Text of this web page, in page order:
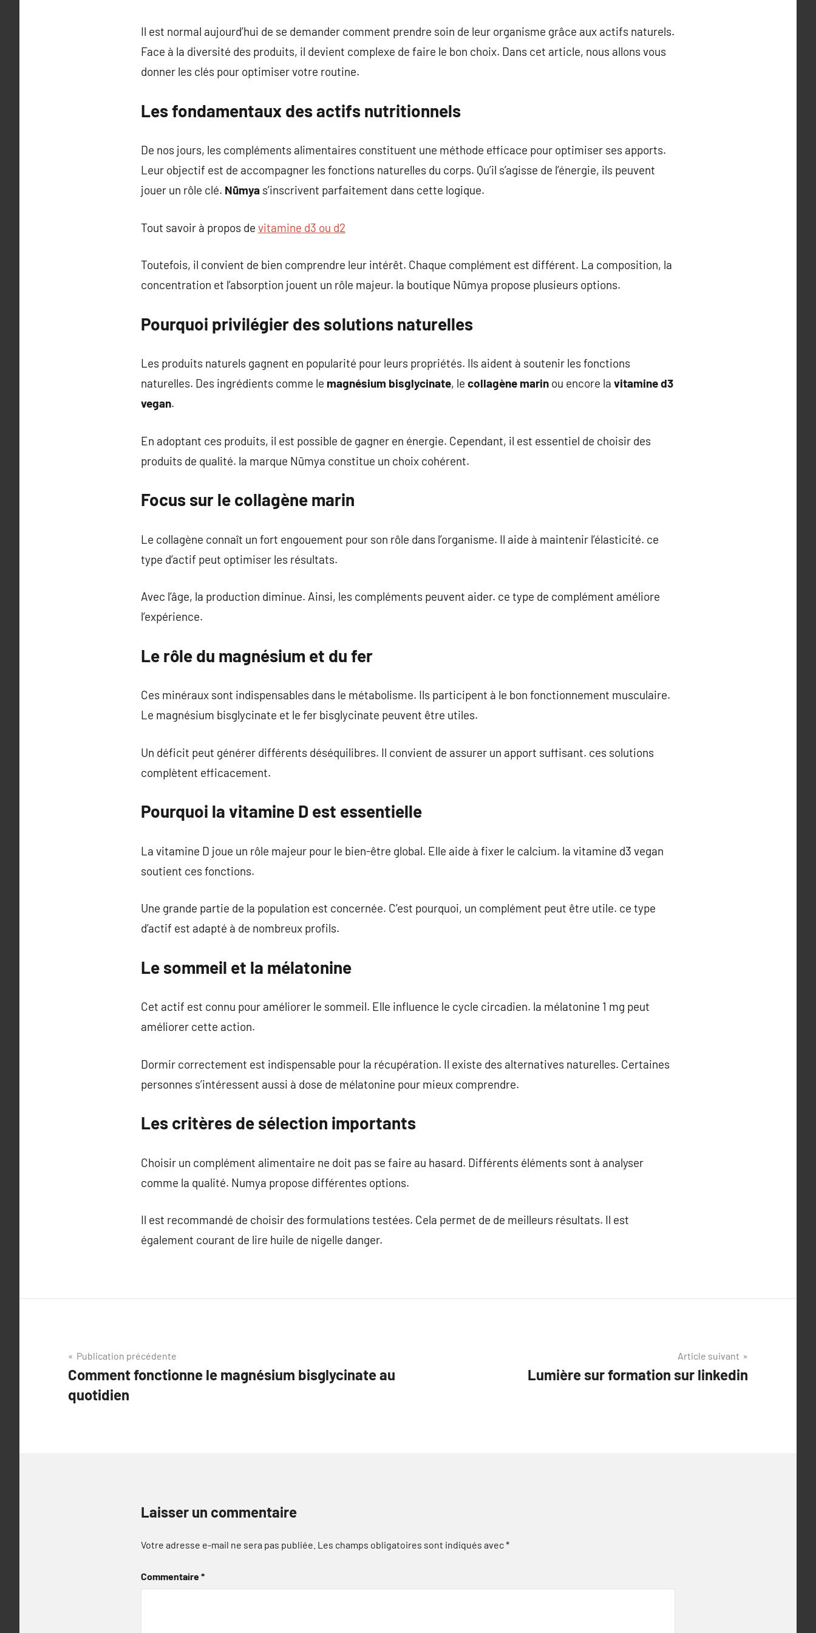
Il est normal aujourd’hui de se demander comment prendre soin de leur organisme grâce aux actifs naturels.
Face à la diversité des produits, il devient complexe de faire le bon choix. Dans cet article, nous allons vous
donner les clés pour optimiser votre routine.
Les fondamentaux des actifs nutritionnels
De nos jours, les compléments alimentaires constituent une méthode efficace pour optimiser ses apports.
Leur objectif est de accompagner les fonctions naturelles du corps. Qu’il s’agisse de l’énergie, ils peuvent
jouer un rôle clé. Nūmya s’inscrivent parfaitement dans cette logique.
Tout savoir à propos de vitamine d3 ou d2
Toutefois, il convient de bien comprendre leur intérêt. Chaque complément est différent. La composition, la
concentration et l’absorption jouent un rôle majeur. la boutique Nūmya propose plusieurs options.
Pourquoi privilégier des solutions naturelles
Les produits naturels gagnent en popularité pour leurs propriétés. Ils aident à soutenir les fonctions
naturelles. Des ingrédients comme le magnésium bisglycinate, le collagène marin ou encore la vitamine d3
vegan.
En adoptant ces produits, il est possible de gagner en énergie. Cependant, il est essentiel de choisir des
produits de qualité. la marque Nūmya constitue un choix cohérent.
Focus sur le collagène marin
Le collagène connaît un fort engouement pour son rôle dans l’organisme. Il aide à maintenir l’élasticité. ce
type d’actif peut optimiser les résultats.
Avec l’âge, la production diminue. Ainsi, les compléments peuvent aider. ce type de complément améliore
l’expérience.
Le rôle du magnésium et du fer
Ces minéraux sont indispensables dans le métabolisme. Ils participent à le bon fonctionnement musculaire.
Le magnésium bisglycinate et le fer bisglycinate peuvent être utiles.
Un déficit peut générer différents déséquilibres. Il convient de assurer un apport suffisant. ces solutions
complètent efficacement.
Pourquoi la vitamine D est essentielle
La vitamine D joue un rôle majeur pour le bien-être global. Elle aide à fixer le calcium. la vitamine d3 vegan
soutient ces fonctions.
Une grande partie de la population est concernée. C’est pourquoi, un complément peut être utile. ce type
d’actif est adapté à de nombreux profils.
Le sommeil et la mélatonine
Cet actif est connu pour améliorer le sommeil. Elle influence le cycle circadien. la mélatonine 1 mg peut
améliorer cette action.
Dormir correctement est indispensable pour la récupération. Il existe des alternatives naturelles. Certaines
personnes s’intéressent aussi à dose de mélatonine pour mieux comprendre.
Les critères de sélection importants
Choisir un complément alimentaire ne doit pas se faire au hasard. Différents éléments sont à analyser
comme la qualité. Numya propose différentes options.
Il est recommandé de choisir des formulations testées. Cela permet de de meilleurs résultats. Il est
également courant de lire huile de nigelle danger.
Navigation
de
l’article
Publication précédente
Comment fonctionne le magnésium bisglycinate au
quotidien
Article suivant
Lumière sur formation sur linkedin
Laisser un commentaire
Votre adresse e-mail ne sera pas publiée. Les champs obligatoires sont indiqués avec*
Commentaire*